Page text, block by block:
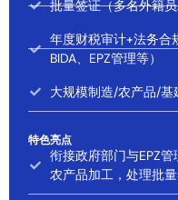
批量签证（多名外籍
年度财税审计+法务合
BIDA、EPZ管理等）
大规模制造/农产品/基
特色亮点
衔接政府部门与EPZ
农产品加工，处理批